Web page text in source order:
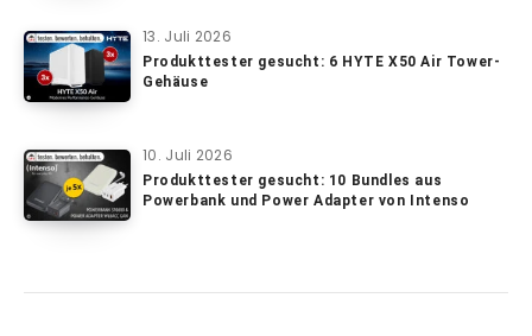
13. Juli 2026
Produkttester gesucht: 6 HYTE X50 Air Tower-
Gehäuse
10. Juli 2026
Produkttester gesucht: 10 Bundles aus
Powerbank und Power Adapter von Intenso